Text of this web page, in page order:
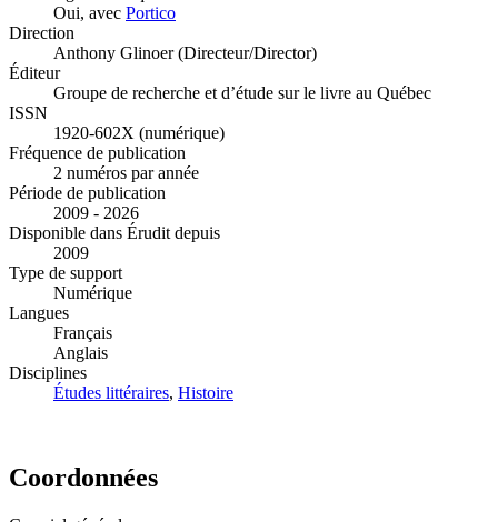
Oui, avec Portico
Direction
Anthony Glinoer (Directeur/Director)
Éditeur
Groupe de recherche et d’étude sur le livre au Québec
ISSN
1920-602X (numérique)
Fréquence de publication
2 numéros par année
Période de publication
2009 - 2026
Disponible dans Érudit depuis
2009
Type de support
Numérique
Langues
Français
Anglais
Disciplines
Études littéraires, Histoire
Coordonnées